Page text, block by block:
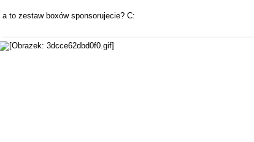
a to zestaw boxów sponsorujecie? C: